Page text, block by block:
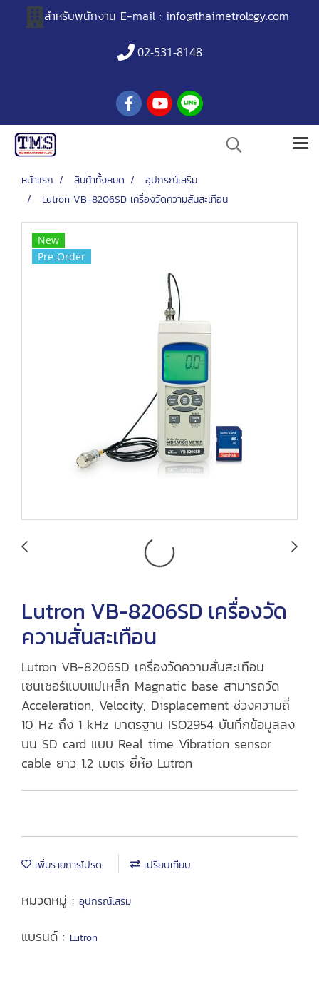
สำหรับพนักงาน E-mail : info@thaimetrology.com
02-531-8148
หน้าแรก สินค้าทั้งหมด
อุปกรณ์เสริม
Lutron VB-8206SD เครื่องวัดความสั่นสะเทือน
New
Pre-Order
Lutron VB-8206SD เครื่องวัด
ความสั่นสะเทือน
Lutron VB-8206SD เครื่องวัดความสั่นสะเทือน
เซนเซอร์แบบแม่เหล็ก Magnatic base สามารถวัด
Acceleration, Velocity, Displacement ช่วงความถี่
10 Hz ถึง 1 kHz มาตรฐาน ISO2954 บันทึกข้อมูลลง
บน SD card แบบ Real time Vibration sensor
cable ยาว 1.2 เมตร ยี่ห้อ Lutron
เพิ่มรายการโปรด เปรียบเทียบ
หมวดหมู่ : อุปกรณ์เสริม
แบรนด์ : Lutron